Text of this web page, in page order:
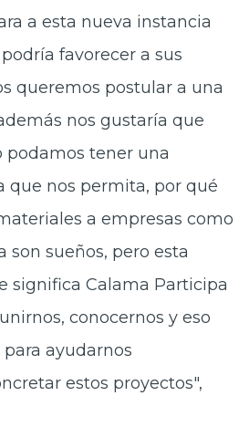
a esta nueva instancia
favorecer a sus
queremos postular a una
nos gustaría que
tener una
que nos permita, por qué
a empresas como
son sueños, pero esta
significa Calama Participa
conocernos y eso
ayudarnos
estos proyectos",